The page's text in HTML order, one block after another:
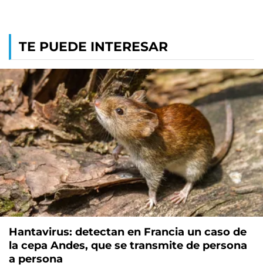
TE PUEDE INTERESAR
Hantavirus: detectan en Francia un caso de
la cepa Andes, que se transmite de persona
a persona